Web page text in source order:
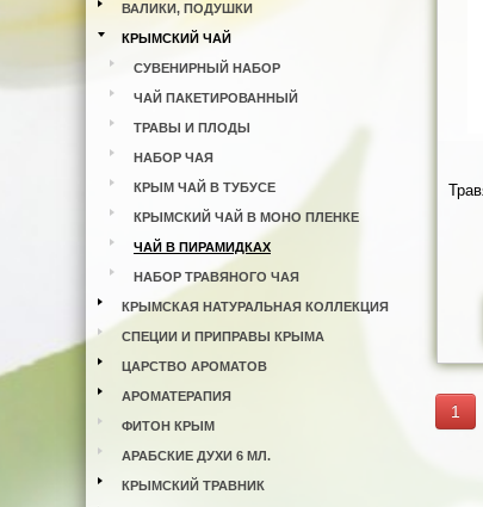
ВАЛИКИ, ПОДУШКИ
КРЫМСКИЙ ЧАЙ
СУВЕНИРНЫЙ НАБОР
ЧАЙ ПАКЕТИРОВАННЫЙ
ТРАВЫ И ПЛОДЫ
НАБОР ЧАЯ
КРЫМ ЧАЙ В ТУБУСЕ
КРЫМСКИЙ ЧАЙ В МОНО ПЛЕНКЕ
ЧАЙ В ПИРАМИДКАХ
НАБОР ТРАВЯНОГО ЧАЯ
КРЫМСКАЯ НАТУРАЛЬНАЯ КОЛЛЕКЦИЯ
СПЕЦИИ И ПРИПРАВЫ КРЫМА
ЦАРСТВО АРОМАТОВ
АРОМАТЕРАПИЯ
ФИТОН КРЫМ
АРАБСКИЕ ДУХИ 6 МЛ.
КРЫМСКИЙ ТРАВНИК
1